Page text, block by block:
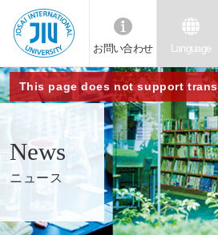
JIU
城西
国際
大学
お問い合わせ Language
This page does not support
News
ニュース